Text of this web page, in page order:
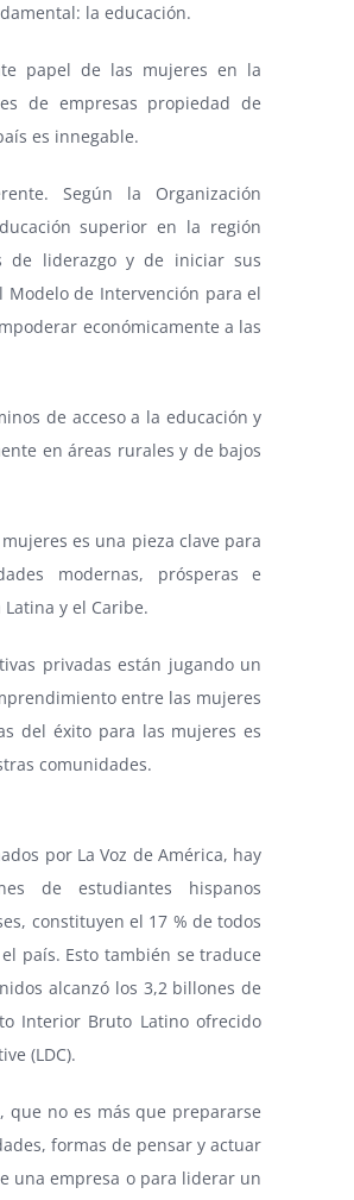
la educación.
papel de las mujeres en la
de empresas propiedad de
es innegable.
Según la Organización
superior en la región
de liderazgo y de iniciar sus
Modelo de Intervención para el
económicamente a las
de acceso a la educación y
en áreas rurales y de bajos
es una pieza clave para
modernas, prósperas e
y el Caribe.
privadas están jugando un
entre las mujeres
del éxito para las mujeres es
comunidades.
por La Voz de América, hay
de estudiantes hispanos
constituyen el 17 % de todos
país. Esto también se traduce
alcanzó los 3,2 billones de
Interior Bruto Latino ofrecido
(LDC).
que no es más que prepararse
formas de pensar y actuar
una empresa o para liderar un